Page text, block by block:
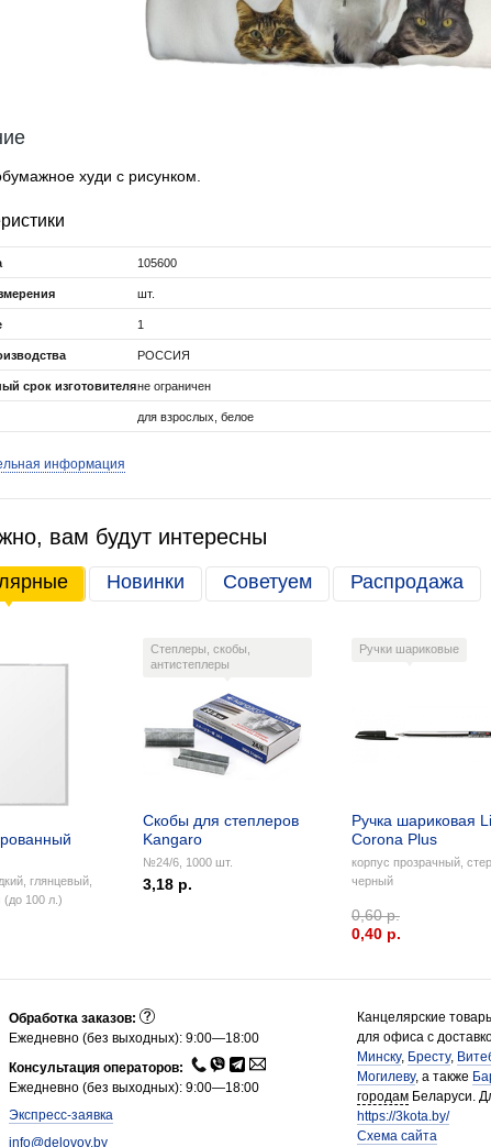
худи с рисунком.
105600
шт.
1
РОССИЯ
срок изготовителяне ограничен
для взрослых, белое
информация
вам будут интересны
Новинки Советуем Распродажа
глянцевый,
100 л.)
Степлеры, скобы,
антистеплеры
Скобы для степлеров
Kangaro
№24/6, 1000 шт.
3,18 р.
Ручки шариковые
Ручка шариковая
Corona Plus
корпус прозрачный,
черный
0,60 р.
0,40 p.
Обработка заказов:
Ежедневно (без выходных): 9:00—18:00
Консультация операторов:
Ежедневно (без выходных): 9:00—18:00
Экспресс-заявка
info@delovoy.by
Канцелярские
для офиса с
Минску, Бресту,
Могилеву, а также
городам Беларуси.
https://3kota.by/
Схема сайта